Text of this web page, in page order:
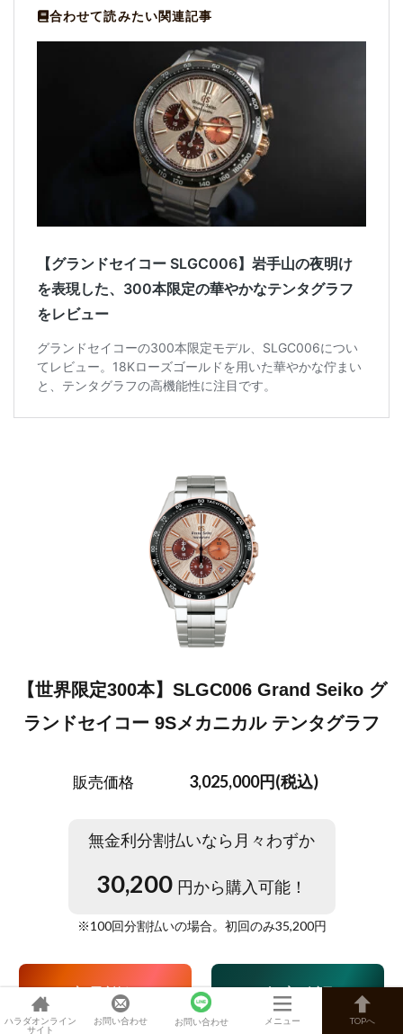
【世界限定300本】SLGC006 Grand Seiko グ
ランドセイコー 9Sメカニカル テンタグラフ
販売価格 3,025,000円(税込)
無金利分割払いなら月々わずか
30,200 円から購入可能！
※100回分割払いの場合。初回のみ35,200円
商品詳細 在庫確認
ハラダオンライン
サイト
お問い合わせ お問い合わせ メニュー TOPへ